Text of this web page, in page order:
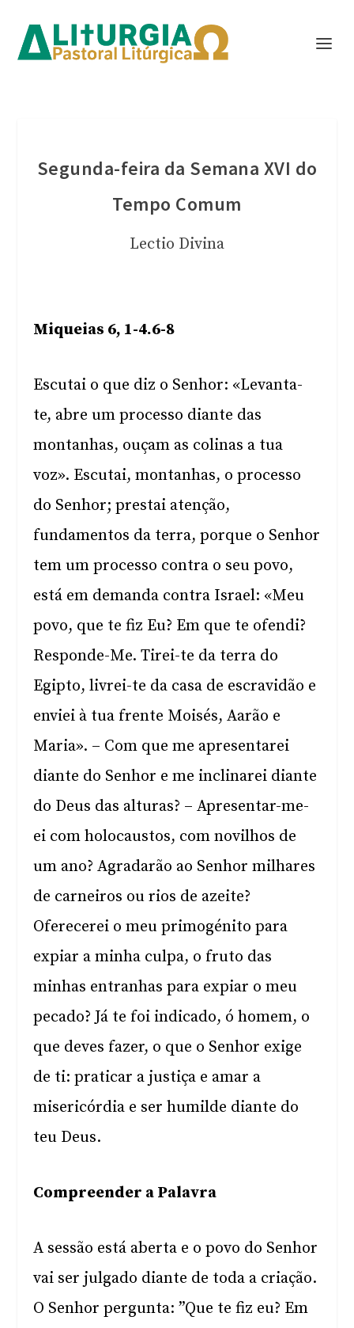
Segunda-feira da Semana XVI do
Tempo Comum
Lectio Divina
Miqueias 6, 1-4.6-8
Escutai o que diz o Senhor: «Levanta-
te, abre um processo diante das
montanhas, ouçam as colinas a tua
voz». Escutai, montanhas, o processo
do Senhor; prestai atenção,
fundamentos da terra, porque o Senhor
tem um processo contra o seu povo,
está em demanda contra Israel: «Meu
povo, que te fiz Eu? Em que te ofendi?
Responde-Me. Tirei-te da terra do
Egipto, livrei-te da casa de escravidão e
enviei à tua frente Moisés, Aarão e
Maria». – Com que me apresentarei
diante do Senhor e me inclinarei diante
do Deus das alturas? – Apresentar-me-
ei com holocaustos, com novilhos de
um ano? Agradarão ao Senhor milhares
de carneiros ou rios de azeite?
Oferecerei o meu primogénito para
expiar a minha culpa, o fruto das
minhas entranhas para expiar o meu
pecado? Já te foi indicado, ó homem, o
que deves fazer, o que o Senhor exige
de ti: praticar a justiça e amar a
misericórdia e ser humilde diante do
teu Deus.
Compreender a Palavra
A sessão está aberta e o povo do Senhor
vai ser julgado diante de toda a criação.
O Senhor pergunta: ”Que te fiz eu? Em